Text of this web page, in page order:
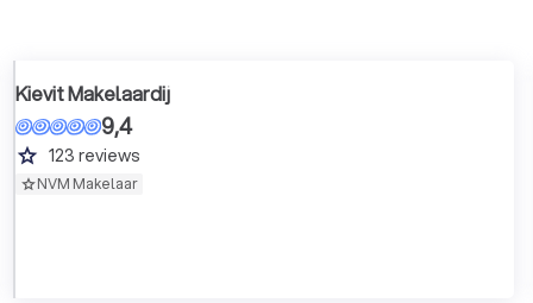
Kievit Makelaardij
9,4
grade 123 reviews
NVM Makelaar